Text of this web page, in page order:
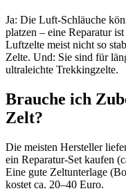
Ja: Die Luft-Schläuche
platzen – eine Reparatur
Luftzelte meist nicht so
Zelte. Und: Sie sind für
ultraleichte Trekkingzelte.
Brauche ich
Zelt?
Die meisten Hersteller
ein Reparatur-Set kaufen
Eine gute Zeltunterlage
kostet ca. 20–40 Euro.